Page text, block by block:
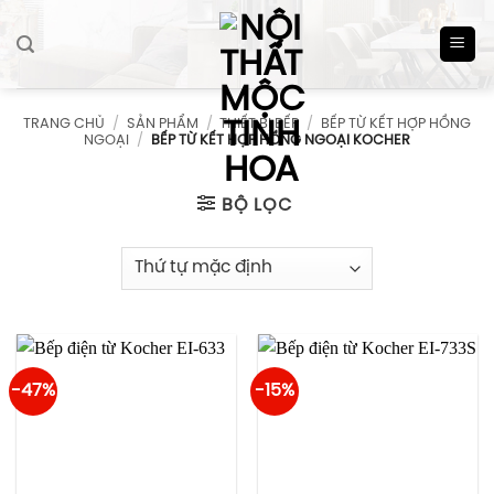
TRANG CHỦ / SẢN PHẨM / THIẾT BỊ BẾP /
BẾP TỪ KẾT HỢP HỒNG
NGOẠI
/ BẾP TỪ KẾT HỢP HỒNG NGOẠI KOCHER
BỘ LỌC
-47% -15%